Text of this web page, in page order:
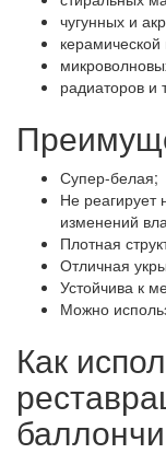
чугунных и
керамической
радиаторов и
Супер-белая;
Не реагирует
изменений
Плотная
Отличная
Устойчива к
Можно
Как